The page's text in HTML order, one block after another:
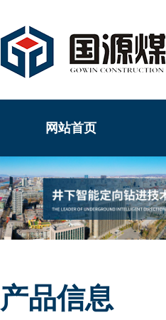
网站首页
产品信息